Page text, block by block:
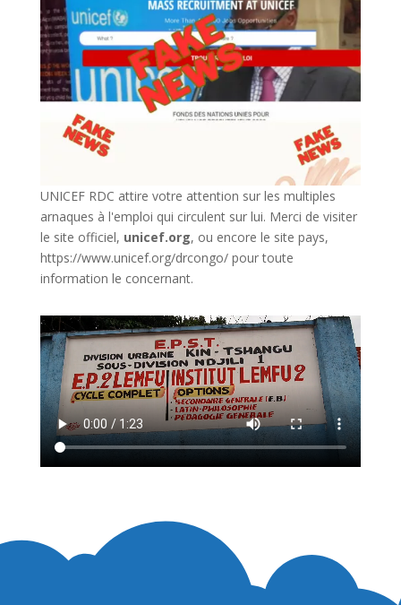
UNICEF RDC attire votre attention sur les multiples
arnaques à l'emploi qui circulent sur lui. Merci de visiter
le site officiel, unicef.org, ou encore le site pays,
https://www.unicef.org/drcongo/pour toute
information le concernant.